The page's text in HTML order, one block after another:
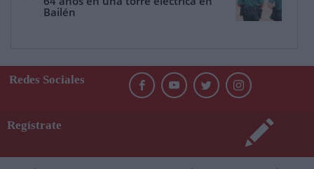
Bailén
Redes Sociales
Regístrate